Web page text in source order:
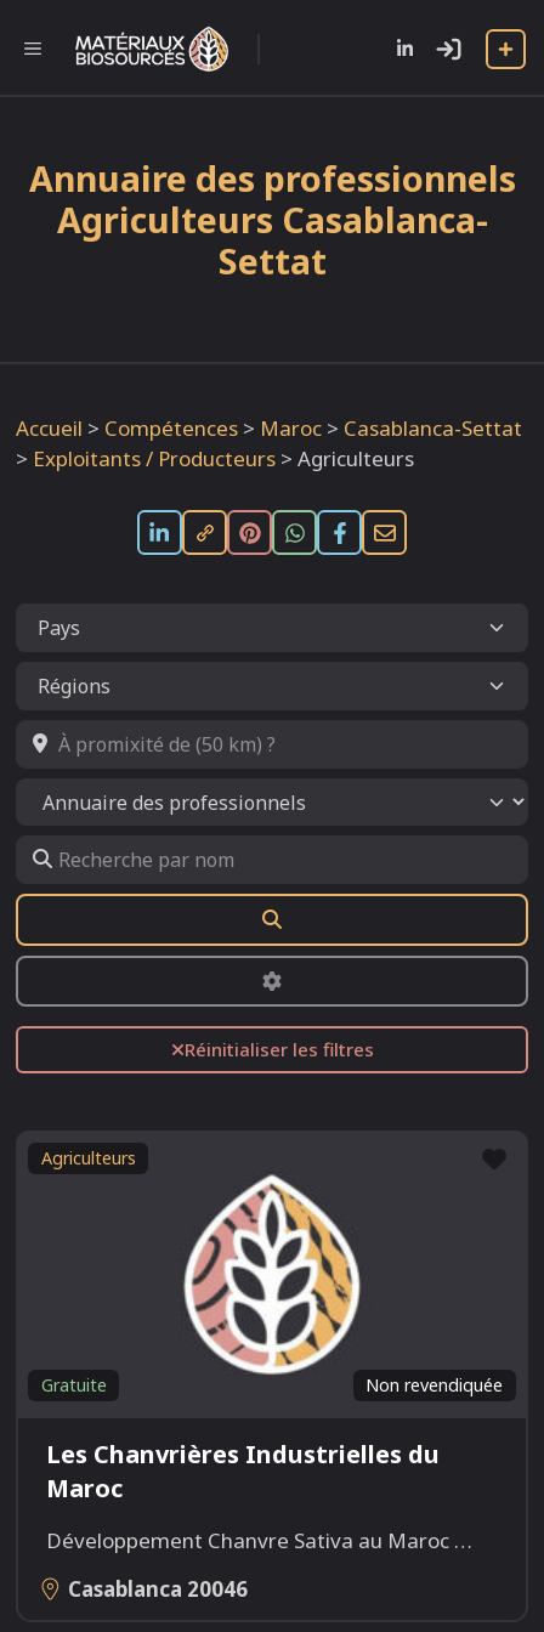
contenu
MENU
Annuaire des professionnels
Agriculteurs Casablanca-
Settat
Accueil > Compétences > Maroc > Casablanca-Settat
> Exploitants / Producteurs > Agriculteurs
À promixité de (50 km) ?
Select search type
Recherche par nom
Advanced Filters
Réinitialiser les filtres
Agriculteurs
Non revendiquée
Gratuite
Les Chanvrières Industrielles du
Maroc
Développement Chanvre Sativa au Maroc …
Casablanca 20046